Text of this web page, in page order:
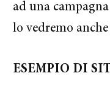
ad una
lo vedremo
ESEMPIO DI